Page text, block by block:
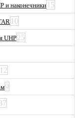
и наконечники 15
10
UHP25
12
9